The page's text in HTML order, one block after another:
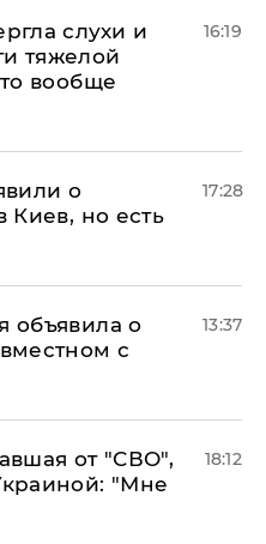
слухи и
тяжелой
вообще
16:19
о
Киев, но есть
17:28
объявила о
с
13:37
от "СВО",
"Мне
18:12